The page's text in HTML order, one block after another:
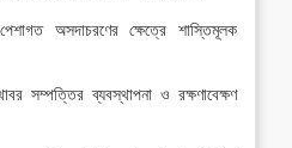
অসদাচরণের ক্ষেত্রে শাস্তিমূলক
সম্পত্তির ব্যবস্থাপনা ও রক্ষণাবেক্ষণ